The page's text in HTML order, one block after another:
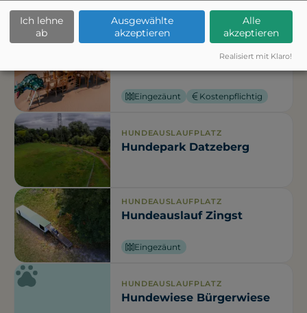
Eingezäunt Kostenpflichtig
Eingezäunt Kostenpflichtig
HUNDEAUSLAUFPLATZ
Hundepark Datzeberg
HUNDEAUSLAUFPLATZ
Hundeauslauf Zingst
Eingezäunt
HUNDEAUSLAUFPLATZ
Hundewiese Bürgerwiese
Ich lehne
ab
Ausgewählte
akzeptieren
Alle
akzeptieren
Realisiert mit Klaro!